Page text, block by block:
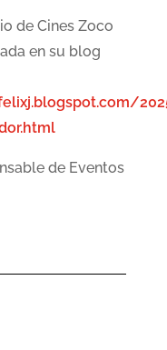
de Cines Zoco
en su blog
de Eventos